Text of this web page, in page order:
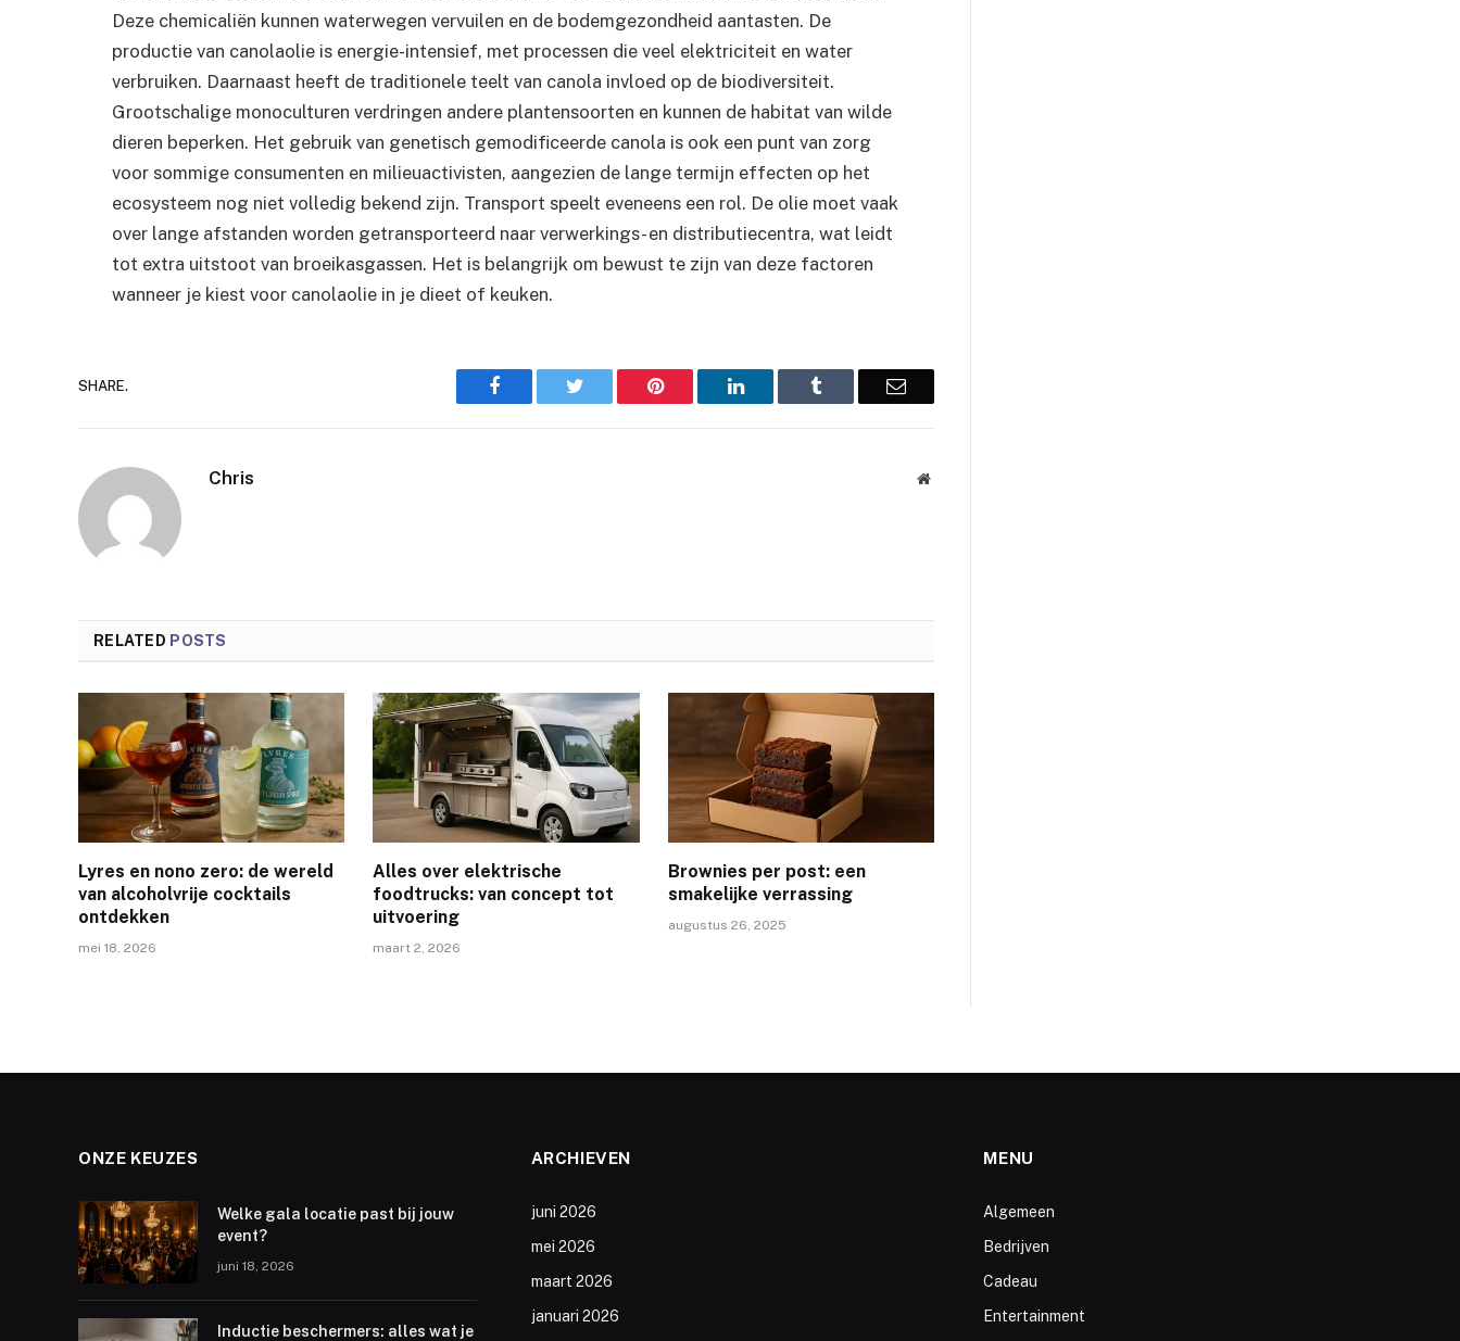
Deze chemicaliën kunnen waterwegen vervuilen en de bodemgezondheid aantasten. De
productie van canolaolie is energie-intensief, met processen die veel elektriciteit en water
verbruiken. Daarnaast heeft de traditionele teelt van canola invloed op de biodiversiteit.
Grootschalige monoculturen verdringen andere plantensoorten en kunnen de habitat van wilde
dieren beperken. Het gebruik van genetisch gemodificeerde canola is ook een punt van zorg
voor sommige consumenten en milieuactivisten, aangezien de lange termijn effecten op het
ecosysteem nog niet volledig bekend zijn. Transport speelt eveneens een rol. De olie moet vaak
over lange afstanden worden getransporteerd naar verwerkings- en distributiecentra, wat leidt
tot extra uitstoot van broeikasgassen. Het is belangrijk om bewust te zijn van deze factoren
wanneer je kiest voor canolaolie in je dieet of keuken.
SHARE. Facebook Twitter Pinterest LinkedIn Tumblr Email
Chris Website
RELATED POSTS
Lyres en nono zero: de wereld
van alcoholvrije cocktails
ontdekken
mei 18, 2026
Alles over elektrische
foodtrucks: van concept tot
uitvoering
maart 2, 2026
Brownies per post: een
smakelijke verrassing
augustus 26, 2025
ONZE KEUZES
Welke gala locatie past bij jouw
event?
juni 18, 2026
Inductie beschermers: alles wat je
ARCHIEVEN
juni 2026
mei 2026
maart 2026
januari 2026
MENU
Algemeen
Bedrijven
Cadeau
Entertainment